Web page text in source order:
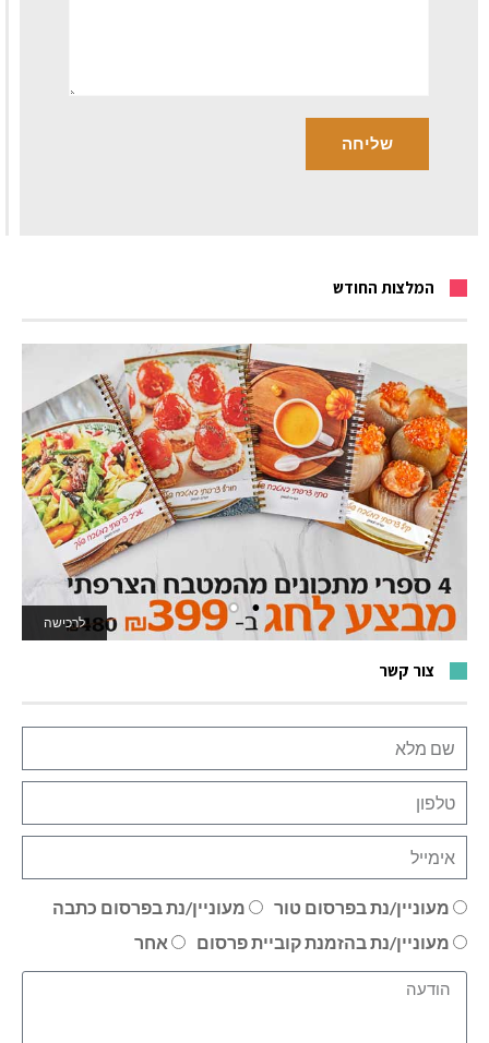
המלצות החודש
לרכישה
לאתר המשחקים
צור קשר
מעוניין/נת בפרסום טור
מעוניין/נת בפרסום כתבה
מעוניין/נת בהזמנת קוביית פרסום
אחר